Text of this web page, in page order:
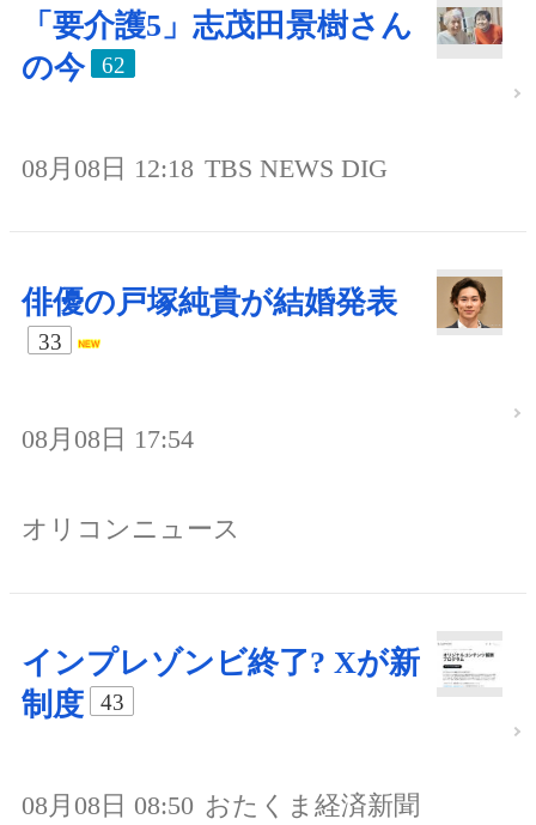
「要介護5」志茂田景樹さん
の今
62
08月08日 12:18 TBS NEWS DIG
俳優の戸塚純貴が結婚発表
33
08月08日 17:54
オリコンニュース
インプレゾンビ終了? Xが新
制度
43
08月08日 08:50 おたくま経済新聞